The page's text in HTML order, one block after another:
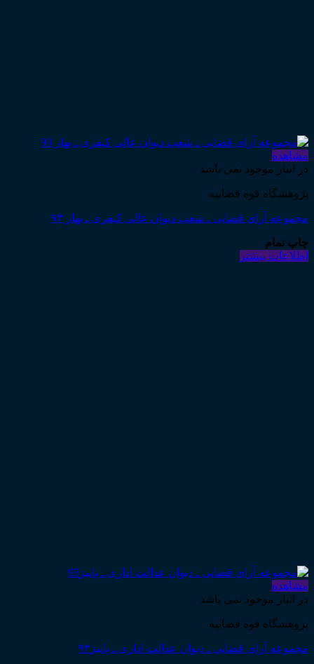
مشاهده
در انبار موجود نمی باشد
پژوهشگاه قوه قضاییه
مجموعه آرای قضایی ـ شعب دیوان عالی کیفری ـ بهار ۹۳
چاپ تمام
اطلاعات بیشتر
مشاهده
در انبار موجود نمی باشد
پژوهشگاه قوه قضاییه
مجموعه آرای قضایی ـ دیوان عدالت اداری ـ پاییز۹۳